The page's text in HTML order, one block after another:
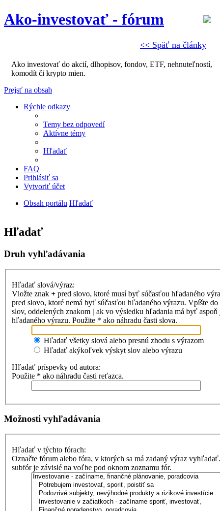
<< Späť na články
Ako-investovať - fórum
Ako investovať do akcií, dlhopisov, fondov, ETF, nehnuteľností,
komodít či krypto mien.
Prejsť na obsah
Rýchle odkazy
Temy bez odpovedí
Aktívne témy
Hľadať
FAQ
Prihlásiť sa
Vytvoriť účet
Obsah portálu Hľadať
Hľadať
Druh vyhľadávania
Hľadať slová/výraz:
Vložte znak + pred slovo, ktoré musí byť súčasťou hľadaného
pred slovo, ktoré nemá byť súčasťou hľadaného výrazu. Vpíšte
slov, oddelených znakom | ak vo výsledku hľadania má byť aspoň
hľadaného výrazu. Použite * ako náhradu časti slova.
Hľadať všetky slová alebo presnú zhodu s výrazom
Hľadať akýkoľvek výskyt slov alebo výrazu
Hľadať príspevky od autora:
Použite * ako náhradu časti reťazca.
Možnosti vyhľadávania
Hľadať v týchto fórach:
Označte fórum alebo fóra, v ktorých sa má zadaný výraz
subfór je závislé na voľbe pod oknom zoznamu fór.